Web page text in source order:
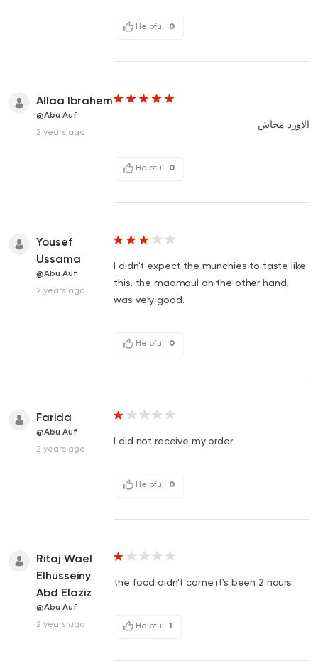
Helpful 0
Allaa Ibrahem
@Abu Auf
2 years ago
الاورد مجاش
Helpful 0
Yousef
Ussama
@Abu Auf
2 years ago
I didn't expect the munchies to taste like
this. the maamoul on the other hand,
was very good.
Helpful 0
Farida
@Abu Auf
2 years ago
I did not receive my order
Helpful 0
Ritaj Wael
Elhusseiny
Abd Elaziz
@Abu Auf
2 years ago
the food didn't come it's been 2 hours
Helpful 1